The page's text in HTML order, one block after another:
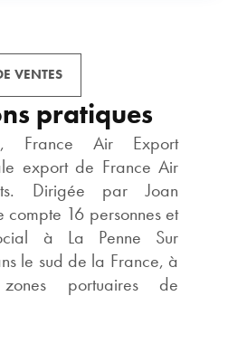
VENTES
pratiques
France Air Export
export de France Air
Dirigée par Joan
compte 16 personnes et
à La Penne Sur
le sud de la France, à
portuaires de